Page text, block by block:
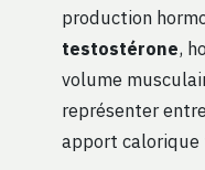
production
testostérone,
volume
représenter
apport